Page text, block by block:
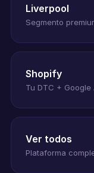
Liverpool
Segmento
Shopify
Tu DTC +
Ver todos
Plataforma